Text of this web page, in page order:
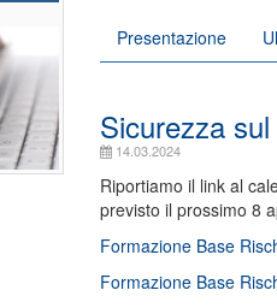
Presentazione
Sicurezza
14.03.2024
Riportiamo il link al
previsto il prossimo 8
Formazione Base
Formazione Base